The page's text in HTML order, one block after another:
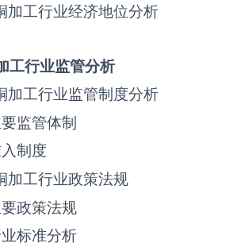
加工‌‌‌‌‌‌‌‌‌‌‌‌‌‌‌‌行业经济地位分析
工行业监管分析
加工‌‌‌‌‌‌‌‌‌‌‌‌‌‌‌‌‌‌‌行业监管制度分析
监管体制
制度
加工‌‌‌‌‌‌‌‌‌‌‌‌‌‌‌‌‌‌‌行业政策法规
政策法规
标准分析